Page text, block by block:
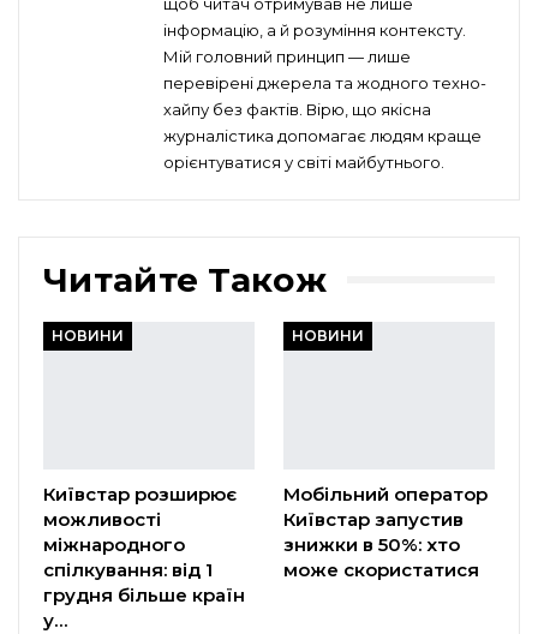
щоб читач отримував не лише
інформацію, а й розуміння контексту.
Мій головний принцип — лише
перевірені джерела та жодного техно-
хайпу без фактів. Вірю, що якісна
журналістика допомагає людям краще
орієнтуватися у світі майбутнього.
Читайте Також
НОВИНИ
Київстар розширює
можливості
міжнародного
спілкування: від 1
грудня більше країн
у…
НОВИНИ
Мобільний оператор
Київстар запустив
знижки в 50%: хто
може скористатися